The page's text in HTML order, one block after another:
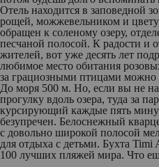
Отель находится в заповедной
рощей, можжевельником и
обращен к соленому озеру,
песчаной полосой. К радости и
жителей, вот уже десять лет
любимое место обитания
за грациозными птицами можно
До моря 500 м. Но, если вы не
прогулку вдоль озера, туда за
курсирующий каждые пять
безупречен. Белоснежный
с довольно широкой полосой
для отдыха с детьми. Бухта Timi
100 лучших пляжей мира. Что